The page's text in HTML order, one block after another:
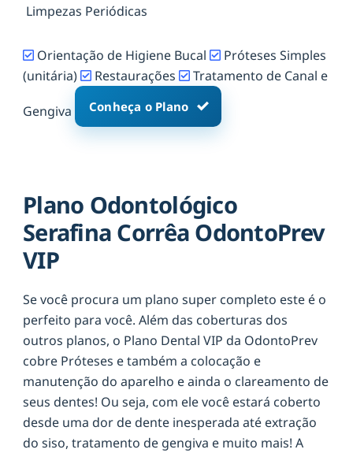
Limpezas Periódicas
Orientação de Higiene Bucal
Próteses Simples
(unitária)
Restaurações Tratamento de Canal e
Gengiva Conheça o Plano
Plano Odontológico
Serafina Corrêa OdontoPrev
VIP
Se você procura um plano super completo este é o
perfeito para você. Além das coberturas dos
outros planos, o Plano Dental VIP da OdontoPrev
cobre Próteses e também a colocação e
manutenção do aparelho e ainda o clareamento de
seus dentes! Ou seja, com ele você estará coberto
desde uma dor de dente inesperada até extração
do siso, tratamento de gengiva e muito mais! A